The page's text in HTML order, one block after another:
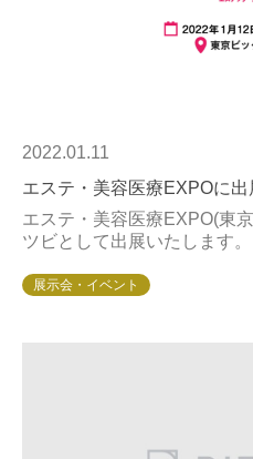
2022.01.11
エステ・美容医療EXPOに
エステ・美容医療EXPO(東
ツビとして出展いたします
プ【化粧品・サプリメント】
展示会・イベント